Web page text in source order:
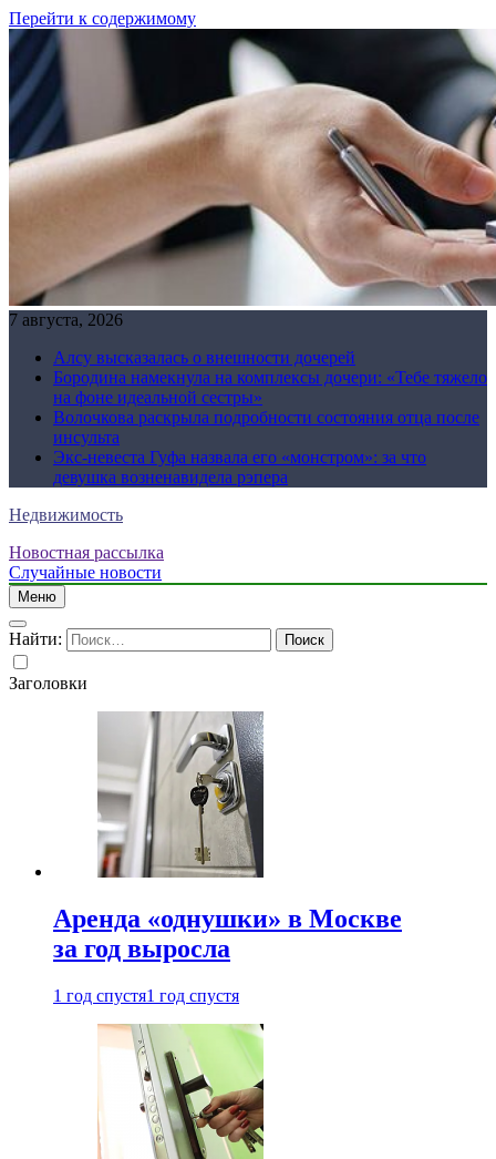
Перейти к содержимому
7 августа, 2026
Алсу высказалась о внешности дочерей
Бородина намекнула на комплексы дочери: «Тебе тяжело
на фоне идеальной сестры»
Волочкова раскрыла подробности состояния отца после
инсульта
Экс-невеста Гуфа назвала его «монстром»: за что
девушка возненавидела рэпера
Недвижимость
Новостная рассылка
Случайные новости
Меню
Найти:
Заголовки
Аренда «однушки» в Москве
за год выросла
1 год спустя1 год спустя